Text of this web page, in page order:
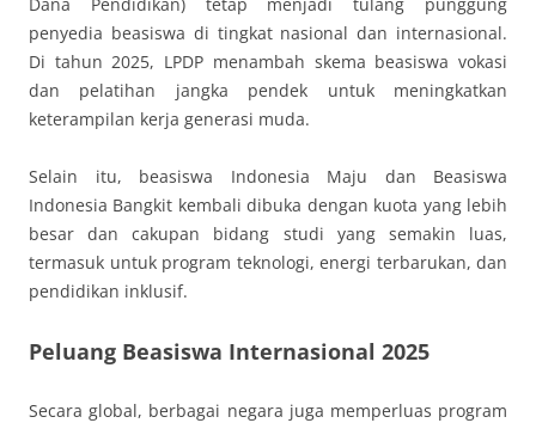
penyedia beasiswa di tingkat nasional dan internasional.
Di tahun 2025, LPDP menambah skema beasiswa vokasi
dan pelatihan jangka pendek untuk meningkatkan
keterampilan kerja generasi muda.
Selain itu, beasiswa Indonesia Maju dan Beasiswa
Indonesia Bangkit kembali dibuka dengan kuota yang lebih
besar dan cakupan bidang studi yang semakin luas,
termasuk untuk program teknologi, energi terbarukan, dan
pendidikan inklusif.
Peluang Beasiswa Internasional 2025
Secara global, berbagai negara juga memperluas program